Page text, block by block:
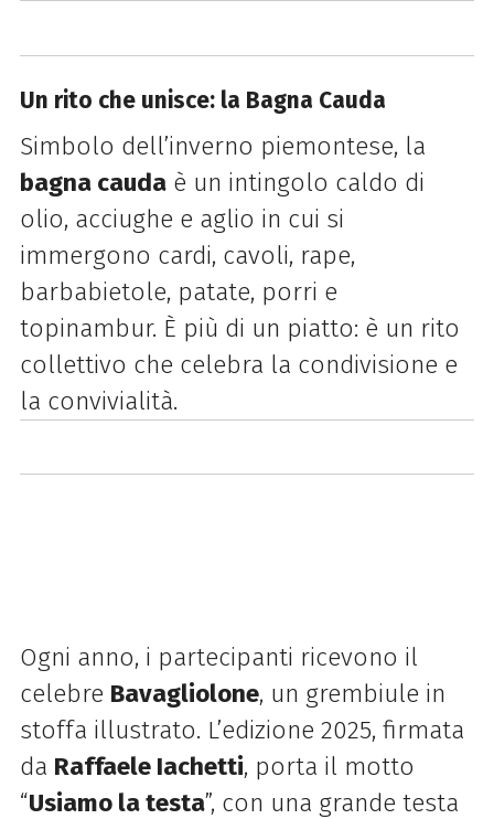
Un rito che unisce: la Bagna Cauda
Simbolo dell’inverno piemontese, la
bagna caudaè un intingolo caldo di
olio, acciughe e aglio in cui si
immergono cardi, cavoli, rape,
barbabietole, patate, porri e
topinambur. È più di un piatto: è un rito
collettivo che celebra la condivisione e
la convivialità.
Ogni anno, i partecipanti ricevono il
celebre Bavagliolone, un grembiule in
stoffa illustrato. L’edizione 2025, firmata
da Raffaele Iachetti, porta il motto
“Usiamo la testa”, con una grande testa